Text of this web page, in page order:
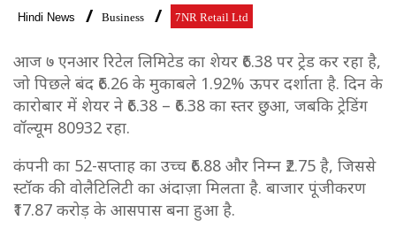
Hindi News Business 7NR Retail Ltd
आज ७ एनआर रिटेल लिमिटेड का शेयर ₹6.38 पर ट्रेड कर रहा है,
जो पिछले बंद ₹6.26 के मुकाबले 1.92% ऊपर दर्शाता है. दिन के
कारोबार में शेयर ने ₹6.38 – ₹6.38 का स्तर छुआ, जबकि ट्रेडिंग
वॉल्यूम 80932 रहा.
कंपनी का 52-सप्ताह का उच्च ₹6.88 और निम्न ₹2.75 है, जिससे
स्टॉक की वोलैटिलिटी का अंदाज़ा मिलता है. बाजार पूंजीकरण
₹17.87 करोड़ के आसपास बना हुआ है.